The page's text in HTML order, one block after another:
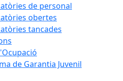
de personal
obertes
tancades
de Garantia Juvenil